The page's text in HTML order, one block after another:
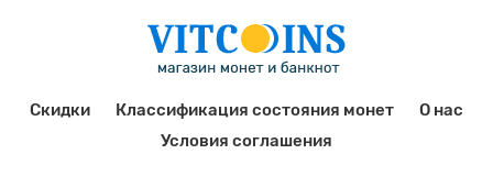
Скидки Классификация состояния монет
О нас
Условия соглашения